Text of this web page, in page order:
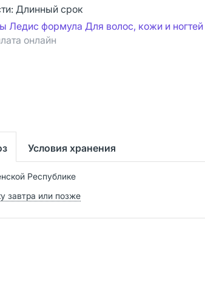
Длинный срок
Ледис формула Для волос, кожи и ногтей
онлайн
Условия хранения
Республике
завтра или позже